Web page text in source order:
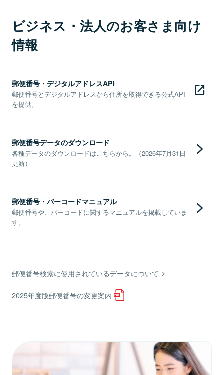
ビジネス・法人のお客さま向け
情報
郵便番号・デジタルアドレスAPI
郵便番号とデジタルアドレスから住所を取得できる公式API
を提供。
郵便番号データのダウンロード
各種データのダウンロードはこちらから。（2026年7月31日
更新）
郵便番号・バーコードマニュアル
郵便番号や、バーコードに関するマニュアルを掲載していま
す。
郵便番号検索に使用されているデータについて
2025年度版郵便番号の変更案内